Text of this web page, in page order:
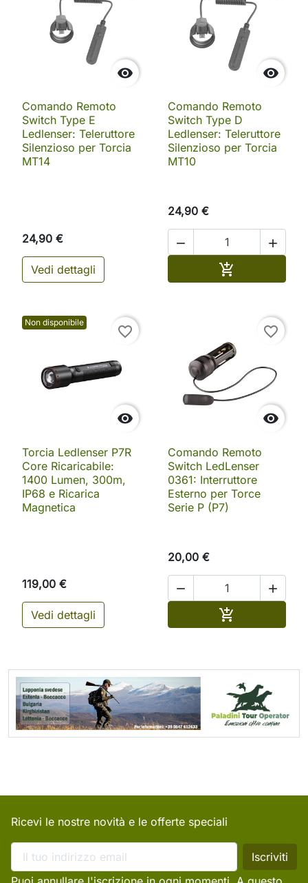

Comando Remoto
Switch Type E
Ledlenser: Teleruttore
Silenzioso per Torcia
MT14
24,90 €
Vedi dettagli

Comando Remoto
Switch Type D
Ledlenser: Teleruttore
Silenzioso per Torcia
MT10
24,90 €
 

Non disponibile

favorite_border
Torcia Ledlenser P7R
Core Ricaricabile:
1400 Lumen, 300m,
IP68 e Ricarica
Magnetica
119,00 €
Vedi dettagli

favorite_border
Comando Remoto
Switch LedLenser
0361: Interruttore
Esterno per Torce
Serie P (P7)
20,00 €
 

Ricevi le nostre novità e le offerte speciali